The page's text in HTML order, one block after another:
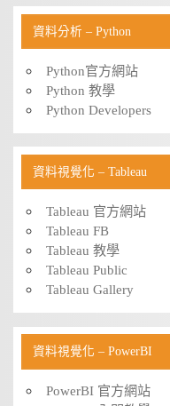
資料分析 – Python
Python官方網站
Python 教學
Python Developers
資料視覺化 – Tableau
Tableau 官方網站
Tableau FB
Tableau 教學
Tableau Public
Tableau Gallery
資料視覺化 – PowerBI
PowerBI 官方網站